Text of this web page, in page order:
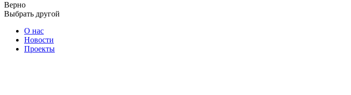
Верно
Выбрать другой
О нас
Новости
Проекты